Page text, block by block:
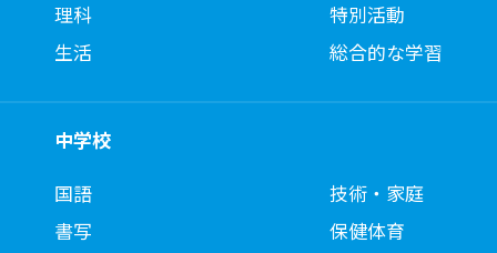
理科
生活
特別活動
総合的な学習
中学校
国語
書写
技術・家庭
保健体育